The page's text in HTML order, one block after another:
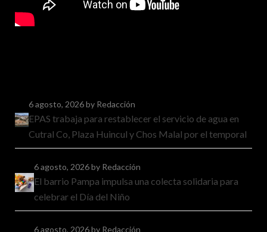
6 agosto, 2026by Redacción
EPAS trabaja para restablecer el servicio de agua en
Cutral Co, Plaza Huincul y Chos Malal por el temporal
6 agosto, 2026by Redacción
El barrio Pampa impulsa una colecta solidaria para
celebrar el Día del Niño
6 agosto, 2026by Redacción